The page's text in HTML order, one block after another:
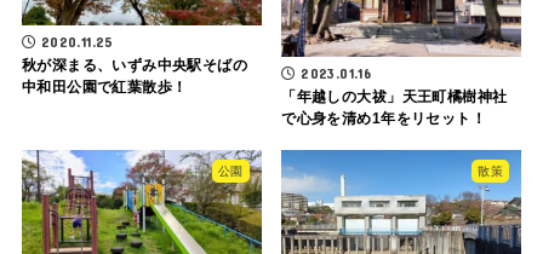
2020.11.25
秋が深まる、いずみ中央駅そばの
中和田公園で紅葉散歩！
2023.01.16
「年越しの大祓」天王町橘樹神社
で心身を清め1年をリセット！
公園 散策